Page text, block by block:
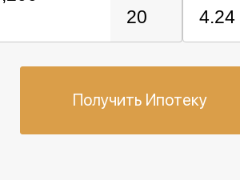
Получить Ипотеку